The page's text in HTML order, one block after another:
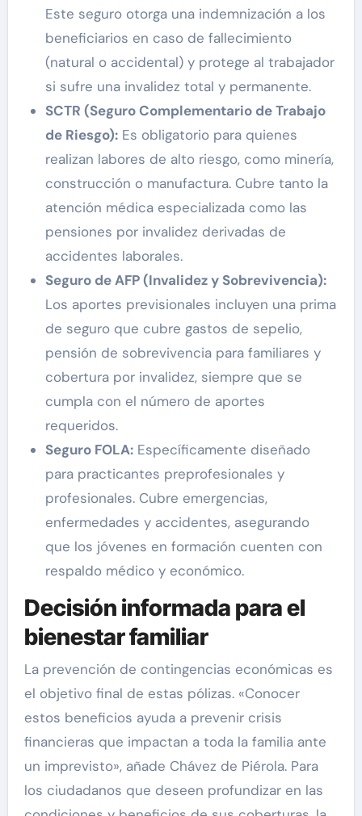
Este seguro otorga una indemnización a los
beneficiarios en caso de fallecimiento
(natural o accidental) y protege al trabajador
si sufre una invalidez total y permanente.
SCTR (Seguro Complementario de Trabajo
de Riesgo):Es obligatorio para quienes
realizan labores de alto riesgo, como minería,
construcción o manufactura. Cubre tanto la
atención médica especializada como las
pensiones por invalidez derivadas de
accidentes laborales.
Seguro de AFP (Invalidez y Sobrevivencia):
Los aportes previsionales incluyen una prima
de seguro que cubre gastos de sepelio,
pensión de sobrevivencia para familiares y
cobertura por invalidez, siempre que se
cumpla con el número de aportes
requeridos.
Seguro FOLA:Específicamente diseñado
para practicantes preprofesionales y
profesionales. Cubre emergencias,
enfermedades y accidentes, asegurando
que los jóvenes en formación cuenten con
respaldo médico y económico.
Decisión informada para el
bienestar familiar
La prevención de contingencias económicas es
el objetivo final de estas pólizas. «Conocer
estos beneficios ayuda a prevenir crisis
financieras que impactan a toda la familia ante
un imprevisto», añade Chávez de Piérola. Para
los ciudadanos que deseen profundizar en las